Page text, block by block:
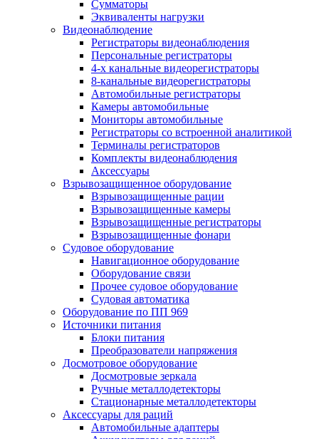
Сумматоры
Эквиваленты нагрузки
Видеонаблюдение
Регистраторы видеонаблюдения
Персональные регистраторы
4-х канальные видеорегистраторы
8-канальные видеорегистраторы
Автомобильные регистраторы
Камеры автомобильные
Мониторы автомобильные
Регистраторы со встроенной аналитикой
Терминалы регистраторов
Комплекты видеонаблюдения
Аксессуары
Взрывозащищенное оборудование
Взрывозащищенные рации
Взрывозащищенные камеры
Взрывозащищенные регистраторы
Взрывозащищенные фонари
Судовое оборудование
Навигационное оборудование
Оборудование связи
Прочее судовое оборудование
Судовая автоматика
Оборудование по ПП 969
Источники питания
Блоки питания
Преобразователи напряжения
Досмотровое оборудование
Досмотровые зеркала
Ручные металлодетекторы
Стационарные металлодетекторы
Аксессуары для раций
Автомобильные адаптеры